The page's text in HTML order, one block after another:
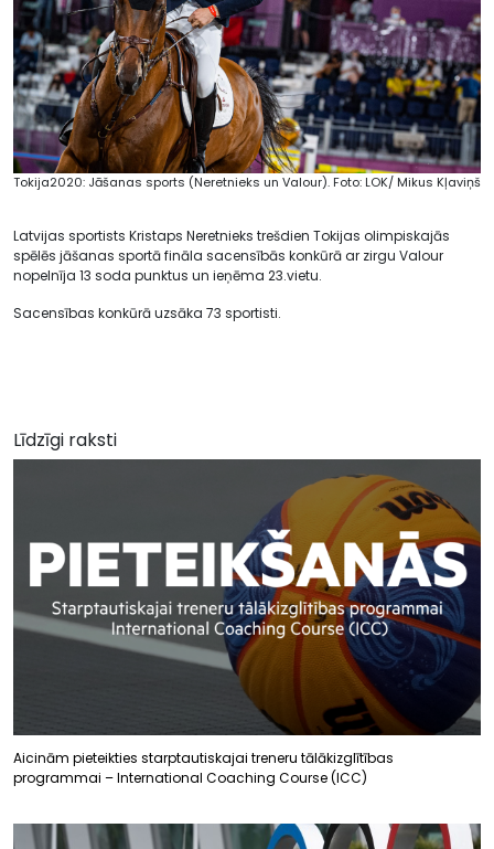
Tokija2020: Jāšanas sports (Neretnieks un Valour). Foto: LOK/ Mikus Kļaviņš
Latvijas sportists Kristaps Neretnieks trešdien Tokijas olimpiskajās
spēlēs jāšanas sportā fināla sacensībās konkūrā ar zirgu Valour
nopelnīja 13 soda punktus un ieņēma 23.vietu.
Sacensības konkūrā uzsāka 73 sportisti.
Līdzīgi raksti
Aicinām pieteikties starptautiskajai treneru tālākizglītības
programmai – International Coaching Course (ICC)